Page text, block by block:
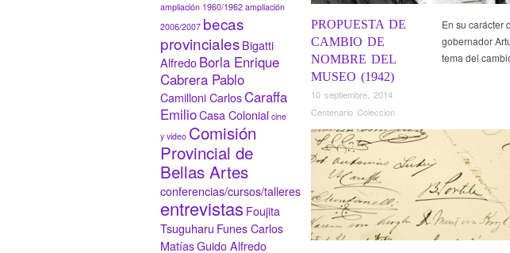
ampliación 1960/1962 ampliación
2006/2007 becas
provincialesBigatti
AlfredoBorla Enrique
Cabrera Pablo
Camilloni CarlosCaraffa
EmilioCasa Colonial cine
y video Comisión
Provincial de
Bellas Artes
conferencias/cursos/talleres
entrevistas Foujita
Tsuguharu Funes Carlos
MatíasGuido Alfredo
PROPUESTA DE
CAMBIO DE
NOMBRE DEL
MUSEO (1942)
10 septiembre, 2014
Centenario Coleccion
En su carácter
gobernador
tema del